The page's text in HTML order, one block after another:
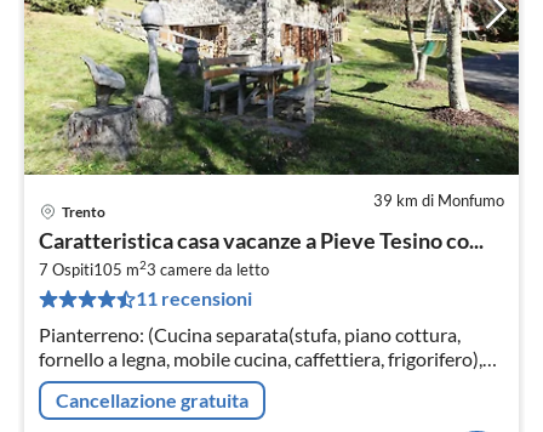
39 km di Monfumo
Trento
Caratteristica casa vacanze a Pieve Tesino co...
7 Ospiti105 m23 camere da letto
11 recensioni
Pianterreno: (Cucina separata(stufa, piano cottura,
fornello a legna, mobile cucina, caffettiera, frigorifero),
Soggiorno / Pranzo(TV, tavolo da pranzo, caminetto,
salottino)
Cancellazione gratuita